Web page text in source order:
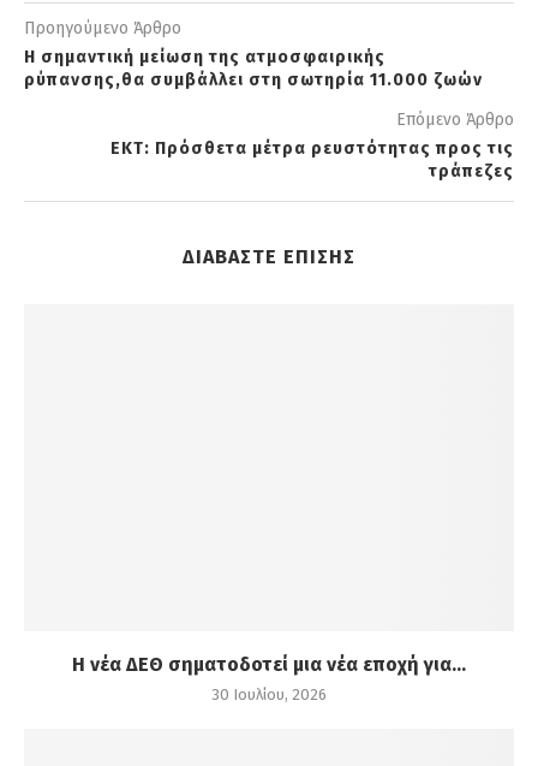
Προηγούμενο Άρθρο
Η σημαντική μείωση της ατμοσφαιρικής
ρύπανσης,θα συμβάλλει στη σωτηρία 11.000 ζωών
Επόμενο Άρθρο
ΕΚΤ: Πρόσθετα μέτρα ρευστότητας προς τις
τράπεζες
ΔΙΑΒΑΣΤΕ ΕΠΙΣΗΣ
Η νέα ΔΕΘ σηματοδοτεί μια νέα εποχή για...
30 Ιουλίου, 2026